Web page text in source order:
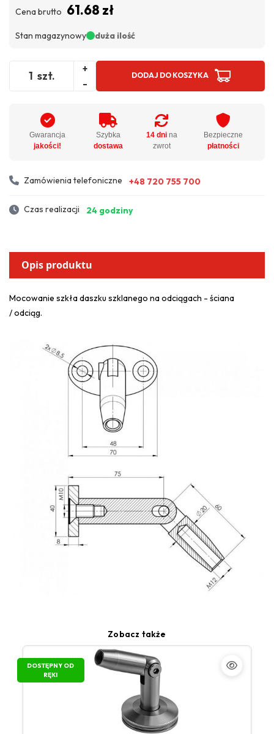
Cena brutto 61.68 zł
Stan magazynowy duża ilość
szt.
+
-
DODAJ DO KOSZYKA
Gwarancja
jakości!
Szybka
dostawa
14 dnina
zwrot
Bezpieczne
płatności
Zamówienia telefoniczne +48 720 755 700
Czas realizacji 24 godziny
Opis produktu
Mocowanie szkła daszku szklanego na odciągach - ściana
/ odciąg.
Zobacz także
DOSTĘPNY OD
RĘKI